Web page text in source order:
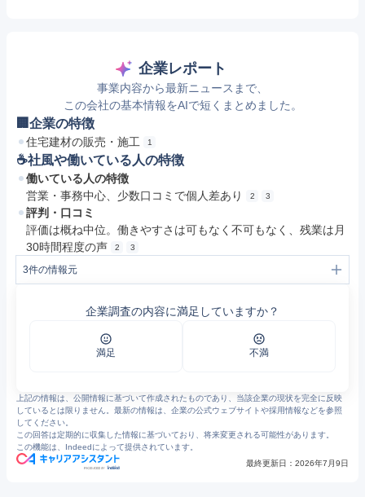
企業レポート
事業内容から最新ニュースまで、
この会社の基本情報をAIで短くまとめました。
🏢企業の特徴
住宅建材の販売・施工 1
☕️社風や働いている人の特徴
働いている人の特徴
営業・事務中心、少数口コミで個人差あり
2 3
評判・口コミ
評価は概ね中位。働きやすさは可もなく不可もなく、残業は月
30時間程度の声
2 3
3件の情報元
https://jobtalk.jp/companies/6876638
企業調査の内容に満足していますか？
満足 不満
上記の情報は、公開情報に基づいて作成されたものであり、当該企業の現状を完全に反映
しているとは限りません。最新の情報は、企業の公式ウェブサイトや採用情報などを参照
してください。
この回答は定期的に収集した情報に基づいており、将来変更される可能性があります。
この機能は、Indeedによって提供されています。
最終更新日： 2026年7月9日